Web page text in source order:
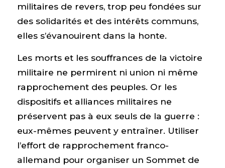
militaires de revers, trop peu fondées sur
des solidarités et des intérêts communs,
elles s’évanouirent dans la honte.
Les morts et les souffrances de la victoire
militaire ne permirent ni union ni même
rapprochement des peuples. Or les
dispositifs et alliances militaires ne
préservent pas à eux seuls de la guerre :
eux-mêmes peuvent y entraîner. Utiliser
l’effort de rapprochement franco-
allemand pour organiser un Sommet de